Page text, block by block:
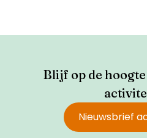
Blijf op de
Nieuwsbrief